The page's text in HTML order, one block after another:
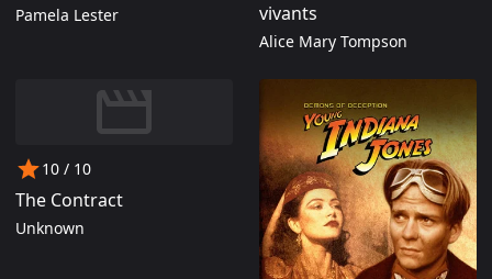
Pamela Lester
vivants
Alice Mary Tompson
10 / 10
The Contract
Unknown